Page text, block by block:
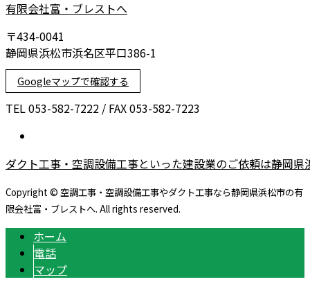
〒434-0041
静岡県浜松市浜名区平口386-1
Googleマップで確認する
TEL 053-582-7222 / FAX 053-582-7223
ダクト工事・空調設備工事といった建設業のご依頼は静岡
Copyright © 空調工事・空調設備工事やダクト工事なら静岡県浜松市の有
限会社富・ブレストへ. All rights reserved.
ホーム
電話
マップ